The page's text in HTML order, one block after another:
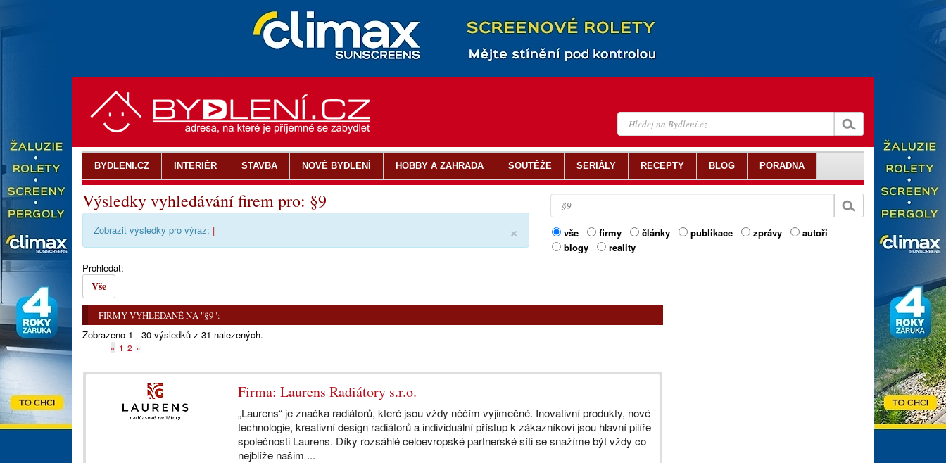
BYDLENI.CZ INTERIÉR STAVBA NOVÉ BYDLENÍ HOBBY A ZAHRADA SOUTĚŽE SERIÁLY RECEPTY BLOG PORADNA
Výsledky vyhledávání firem pro: §9
×
Zobrazit výsledky pro výraz: |
Prohledat:
Vše
vše firmy články publikace zprávy
autoři
blogy
reality
FIRMY VYHLEDANÉ NA "§9":
Zobrazeno 1 - 30 výsledků z 31 nalezených.
« 1 2 »
Firma: Laurens Radiátory s.r.o.
„Laurens“ je značka radiátorů, které jsou vždy něčím vyjimečné. Inovativní produkty, nové
technologie, kreativní design radiátorů a individuální přístup k zákazníkovi jsou hlavní pilíře
společnosti Laurens. Díky rozsáhlé celoevropské partnerské síti se snažíme být vždy co
nejblíže našim ...